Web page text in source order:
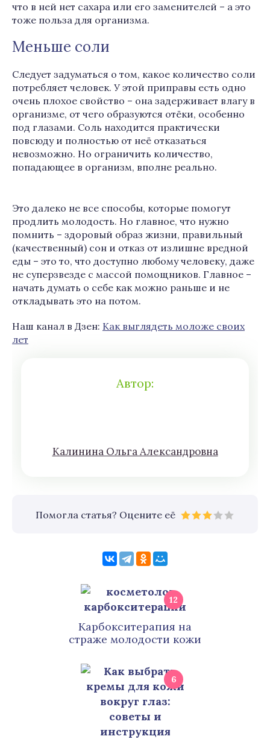
что в ней нет сахара или его заменителей – а это
тоже польза для организма.
Меньше соли
Следует задуматься о том, какое количество соли
потребляет человек. У этой приправы есть одно
очень плохое свойство – она задерживает влагу в
организме, от чего образуются отёки, особенно
под глазами. Соль находится практически
повсюду и полностью от неё отказаться
невозможно. Но ограничить количество,
попадающее в организм, вполне реально.
Это далеко не все способы, которые помогут
продлить молодость. Но главное, что нужно
помнить – здоровый образ жизни, правильный
(качественный) сон и отказ от излишне вредной
еды – это то, что доступно любому человеку, даже
не суперзвезде с массой помощников. Главное –
начать думать о себе как можно раньше и не
откладывать это на потом.
Наш канал в Дзен: Как выглядеть моложе своих
лет
Автор:
Кaлининa Oльгa Aлексaндровна
Помогла статья? Оцените её
12
Карбокситерапия на
страже молодости кожи
6